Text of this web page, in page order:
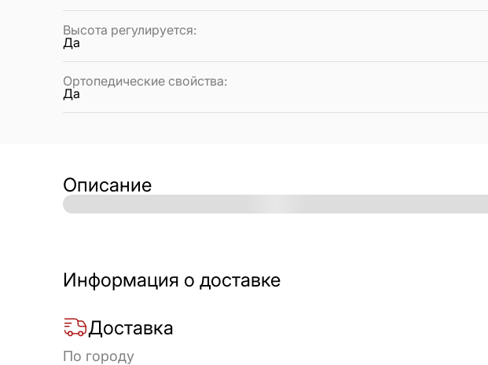
Высота регулируется:
Да
Ортопедические свойства:
Да
Описание
Информация о доставке
Доставка
По городу